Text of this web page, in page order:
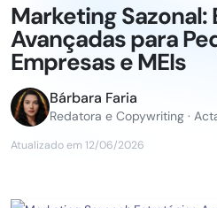
Marketing Sazonal:
Avançadas para
Empresas e MEIs
Bárbara Faria
Redatora e Copywriting ·
Atualizado em 12/06/2026